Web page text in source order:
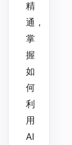
精
通，
掌
握
如
何
利
用
AI